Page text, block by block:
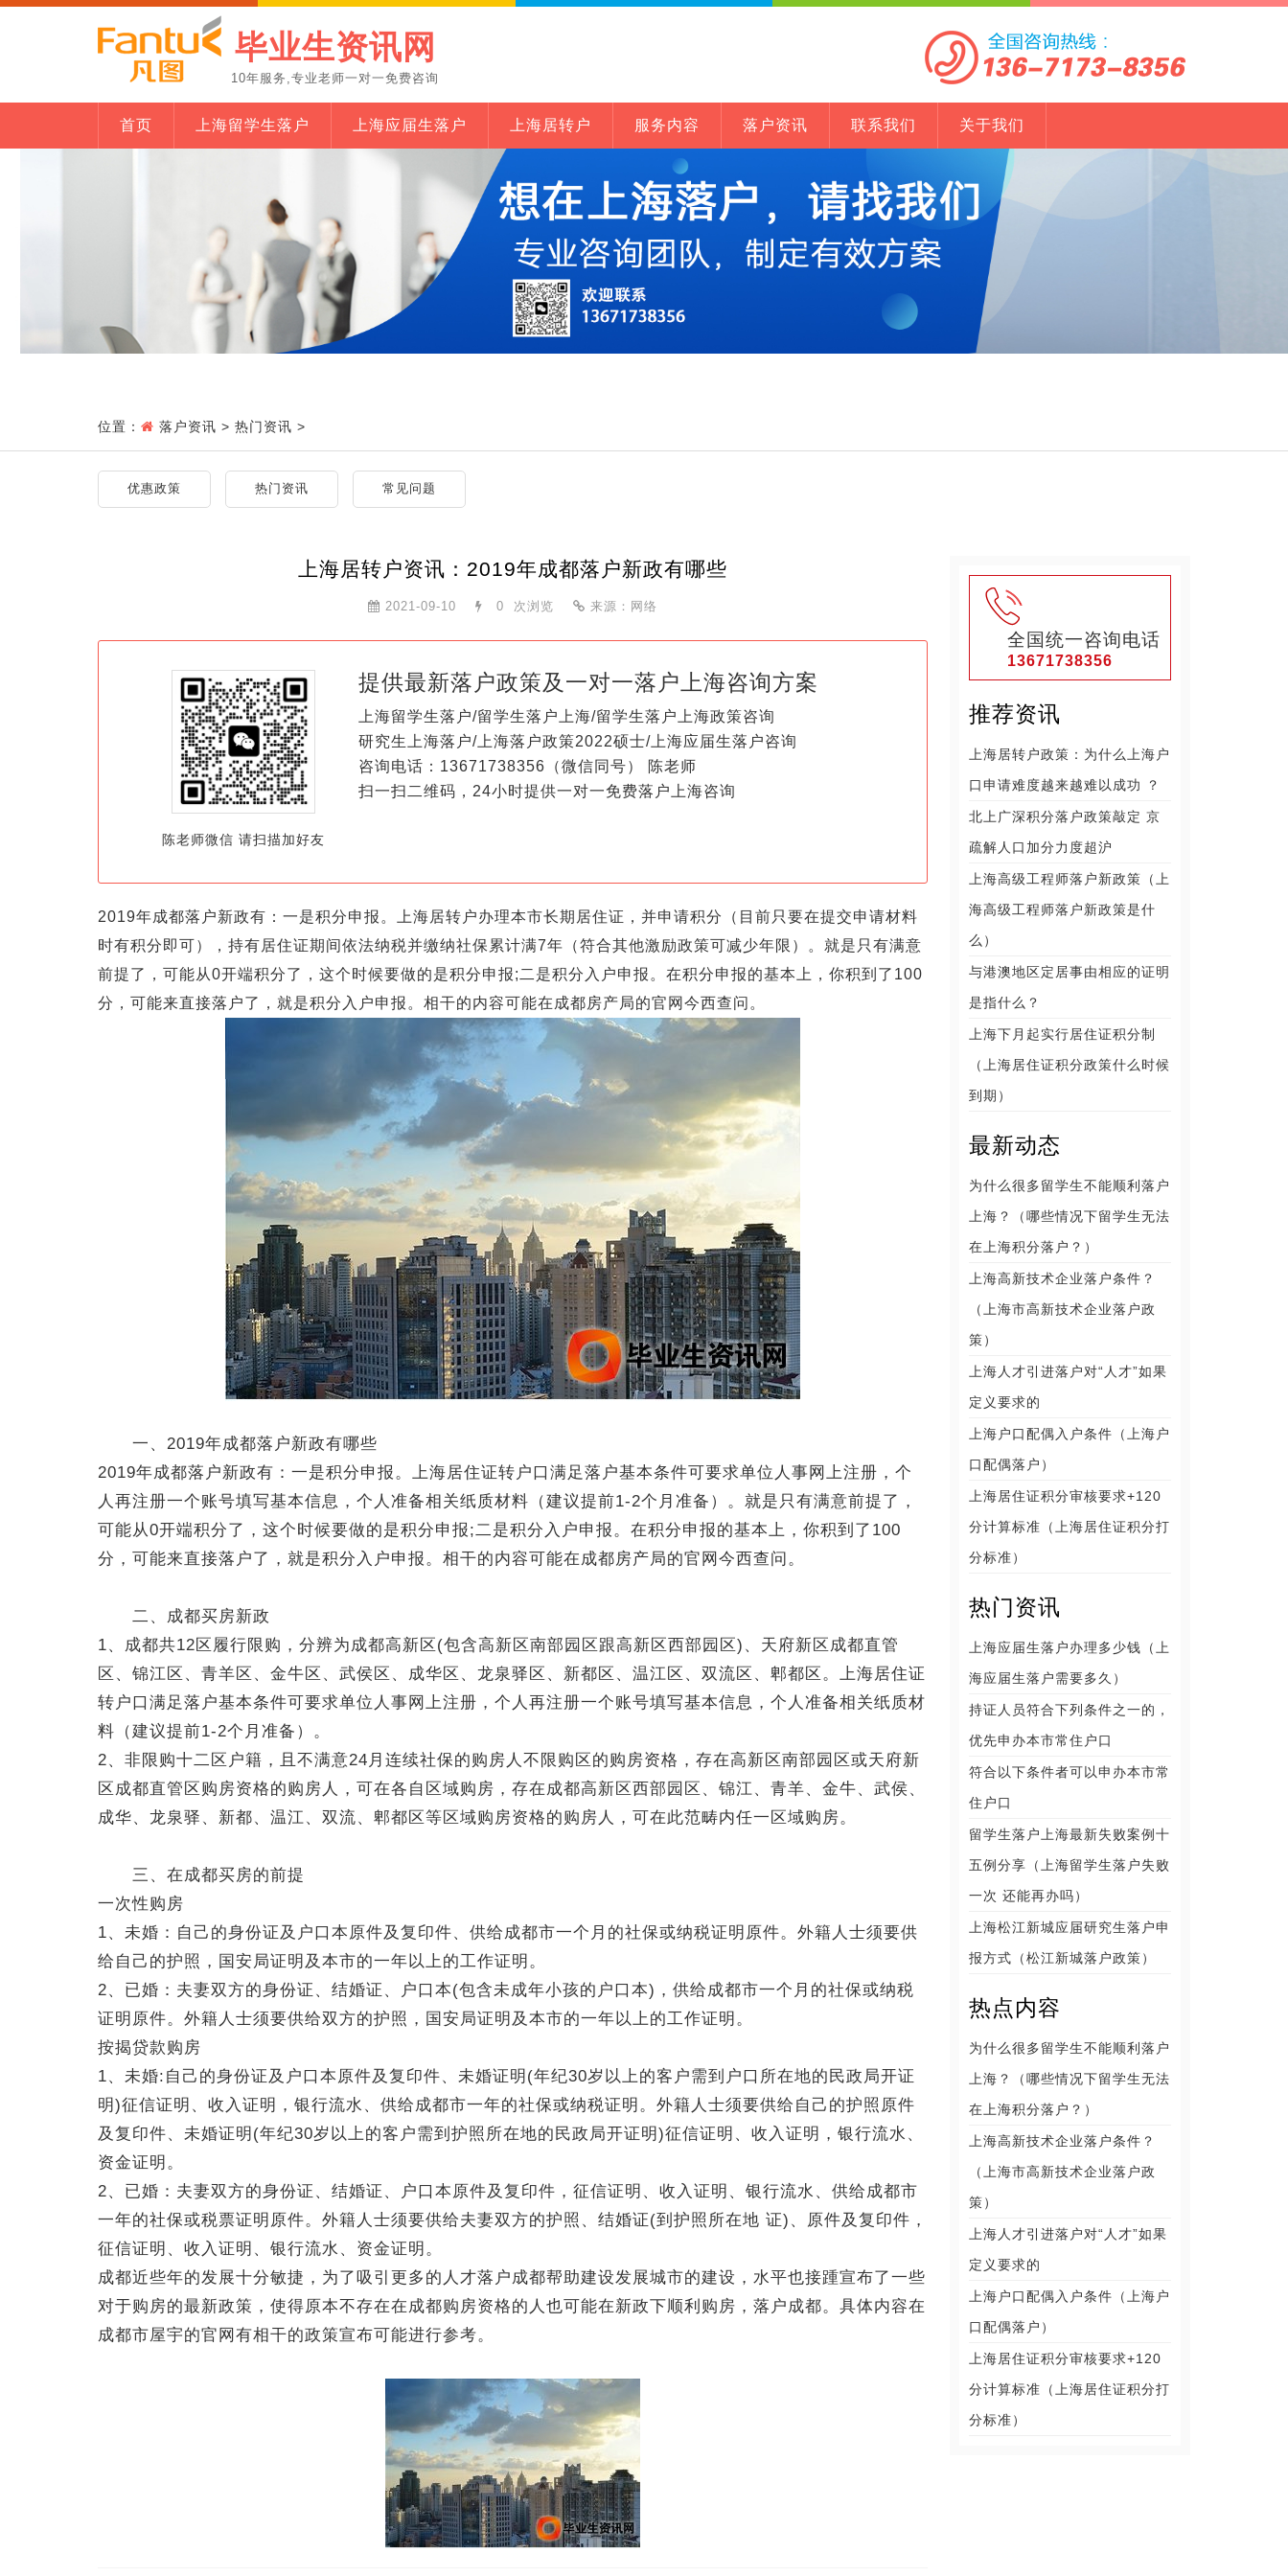
毕业生资讯网
10年服务,专业老师一对一免费咨询
首页 上海留学生落户 上海应届生落户 上海居转户 服务内容 落户资讯 联系我们 关于我们
位置： 落户资讯 > 热门资讯 >
优惠政策 热门资讯 常见问题
上海居转户资讯：2019年成都落户新政有哪些
2021-09-10 0 次浏览 来源：网络
陈老师微信 请扫描加好友
提供最新落户政策及一对一落户上海咨询方案
上海留学生落户/留学生落户上海/留学生落户上海政策咨询
研究生上海落户/上海落户政策2022硕士/上海应届生落户咨询
咨询电话：13671738356（微信同号） 陈老师
扫一扫二维码，24小时提供一对一免费落户上海咨询
2019年成都落户新政有：一是积分申报。上海居转户办理本市长期居住证，并申请积分（目前只要在提交申请材料
时有积分即可），持有居住证期间依法纳税并缴纳社保累计满7年（符合其他激励政策可减少年限）。就是只有满意
前提了，可能从0开端积分了，这个时候要做的是积分申报;二是积分入户申报。在积分申报的基本上，你积到了100
分，可能来直接落户了，就是积分入户申报。相干的内容可能在成都房产局的官网今西查问。
一、2019年成都落户新政有哪些
2019年成都落户新政有：一是积分申报。上海居住证转户口满足落户基本条件可要求单位人事网上注册，个
人再注册一个账号填写基本信息，个人准备相关纸质材料（建议提前1-2个月准备）。就是只有满意前提了，
可能从0开端积分了，这个时候要做的是积分申报;二是积分入户申报。在积分申报的基本上，你积到了100
分，可能来直接落户了，就是积分入户申报。相干的内容可能在成都房产局的官网今西查问。
二、成都买房新政
1、成都共12区履行限购，分辨为成都高新区(包含高新区南部园区跟高新区西部园区)、天府新区成都直管
区、锦江区、青羊区、金牛区、武侯区、成华区、龙泉驿区、新都区、温江区、双流区、郫都区。上海居住证
转户口满足落户基本条件可要求单位人事网上注册，个人再注册一个账号填写基本信息，个人准备相关纸质材
料（建议提前1-2个月准备）。
2、非限购十二区户籍，且不满意24月连续社保的购房人不限购区的购房资格，存在高新区南部园区或天府新
区成都直管区购房资格的购房人，可在各自区域购房，存在成都高新区西部园区、锦江、青羊、金牛、武侯、
成华、龙泉驿、新都、温江、双流、郫都区等区域购房资格的购房人，可在此范畴内任一区域购房。
三、在成都买房的前提
一次性购房
1、未婚：自己的身份证及户口本原件及复印件、供给成都市一个月的社保或纳税证明原件。外籍人士须要供
给自己的护照，国安局证明及本市的一年以上的工作证明。
2、已婚：夫妻双方的身份证、结婚证、户口本(包含未成年小孩的户口本)，供给成都市一个月的社保或纳税
证明原件。外籍人士须要供给双方的护照，国安局证明及本市的一年以上的工作证明。
按揭贷款购房
1、未婚:自己的身份证及户口本原件及复印件、未婚证明(年纪30岁以上的客户需到户口所在地的民政局开证
明)征信证明、收入证明，银行流水、供给成都市一年的社保或纳税证明。外籍人士须要供给自己的护照原件
及复印件、未婚证明(年纪30岁以上的客户需到护照所在地的民政局开证明)征信证明、收入证明，银行流水、
资金证明。
2、已婚：夫妻双方的身份证、结婚证、户口本原件及复印件，征信证明、收入证明、银行流水、供给成都市
一年的社保或税票证明原件。外籍人士须要供给夫妻双方的护照、结婚证(到护照所在地 证)、原件及复印件，
征信证明、收入证明、银行流水、资金证明。
成都近些年的发展十分敏捷，为了吸引更多的人才落户成都帮助建设发展城市的建设，水平也接踵宣布了一些
对于购房的最新政策，使得原本不存在在成都购房资格的人也可能在新政下顺利购房，落户成都。具体内容在
成都市屋宇的官网有相干的政策宣布可能进行参考。
全国统一咨询电话
13671738356
推荐资讯
上海居转户政策：为什么上海户
口申请难度越来越难以成功 ？
北上广深积分落户政策敲定 京
疏解人口加分力度超沪
上海高级工程师落户新政策（上
海高级工程师落户新政策是什
么）
与港澳地区定居事由相应的证明
是指什么？
上海下月起实行居住证积分制
（上海居住证积分政策什么时候
到期）
最新动态
为什么很多留学生不能顺利落户
上海？（哪些情况下留学生无法
在上海积分落户？）
上海高新技术企业落户条件？
（上海市高新技术企业落户政
策）
上海人才引进落户对“人才”如果
定义要求的
上海户口配偶入户条件（上海户
口配偶落户）
上海居住证积分审核要求+120
分计算标准（上海居住证积分打
分标准）
热门资讯
上海应届生落户办理多少钱（上
海应届生落户需要多久）
持证人员符合下列条件之一的，
优先申办本市常住户口
符合以下条件者可以申办本市常
住户口
留学生落户上海最新失败案例十
五例分享（上海留学生落户失败
一次 还能再办吗）
上海松江新城应届研究生落户申
报方式（松江新城落户政策）
热点内容
为什么很多留学生不能顺利落户
上海？（哪些情况下留学生无法
在上海积分落户？）
上海高新技术企业落户条件？
（上海市高新技术企业落户政
策）
上海人才引进落户对“人才”如果
定义要求的
上海户口配偶入户条件（上海户
口配偶落户）
上海居住证积分审核要求+120
分计算标准（上海居住证积分打
分标准）